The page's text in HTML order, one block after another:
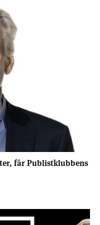
får Publistklubbens